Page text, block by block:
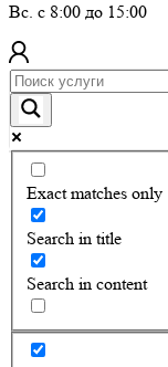
Вс. с 8:00 до 15:00
Exact matches only
Search in title
Search in content